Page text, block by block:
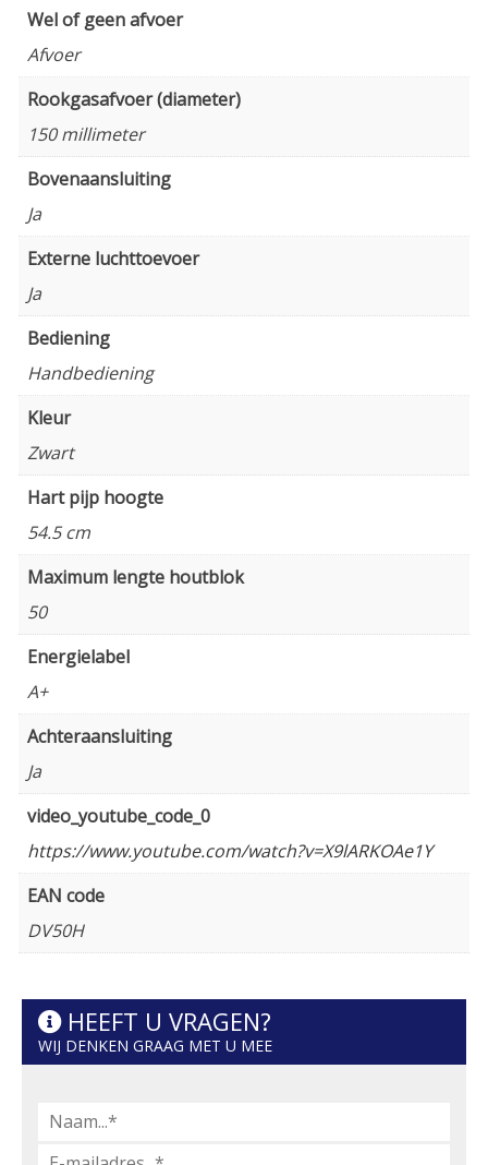
Wel of geen afvoer
Afvoer
Rookgasafvoer (diameter)
150 millimeter
Bovenaansluiting
Ja
Externe luchttoevoer
Ja
Bediening
Handbediening
Kleur
Zwart
Hart pijp hoogte
54.5 cm
Maximum lengte houtblok
50
Energielabel
A+
Achteraansluiting
Ja
video_youtube_code_0
https://www.youtube.com/watch?v=X9lARKOAe1Y
EAN code
DV50H
HEEFT U VRAGEN?
WIJ DENKEN GRAAG MET U MEE